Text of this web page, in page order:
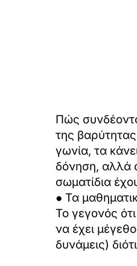
Πώς
της
γωνία, τα
δόνηση, αλλά
σωματίδια
● Τα
Το γεγονός
να έχει
δυνάμεις)